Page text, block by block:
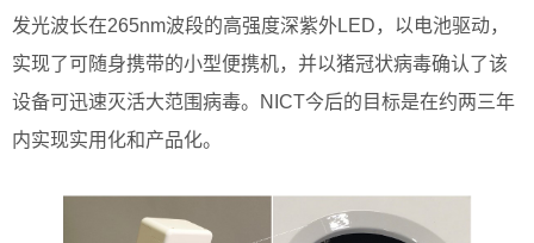
发光波长在265nm波段的高强度深紫外LED，以电池驱动，
实现了可随身携带的小型便携机，并以猪冠状病毒确认了该
设备可迅速灭活大范围病毒。NICT今后的目标是在约两三年
内实现实用化和产品化。